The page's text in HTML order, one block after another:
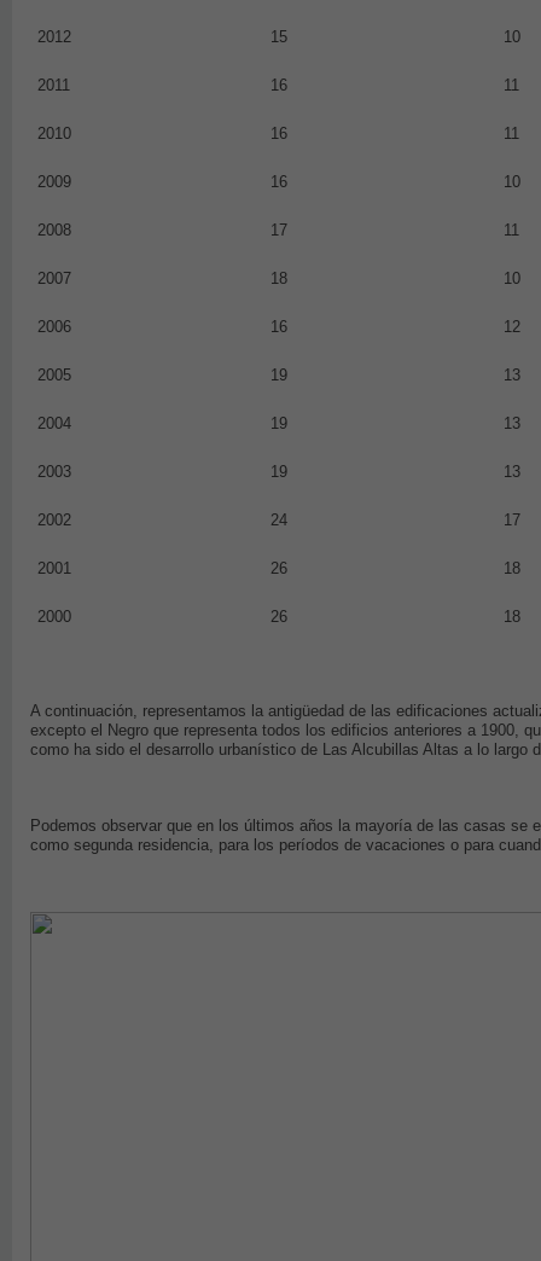
2012 15 10
2011 16 11
2010 16 11
2009 16 10
2008 17 11
2007 18 10
2006 16 12
2005 19 13
2004 19 13
2003 19 13
2002 24 17
2001 26 18
2000 26 18
A continuación, representamos la antigüedad de las edificaciones
excepto el Negro que representa todos los edificios anteriores a 1900,
como ha sido el desarrollo urbanístico de Las Alcubillas Altas a lo largo
Podemos observar que en los últimos años la mayoría de las casas se
como segunda residencia, para los períodos de vacaciones o para